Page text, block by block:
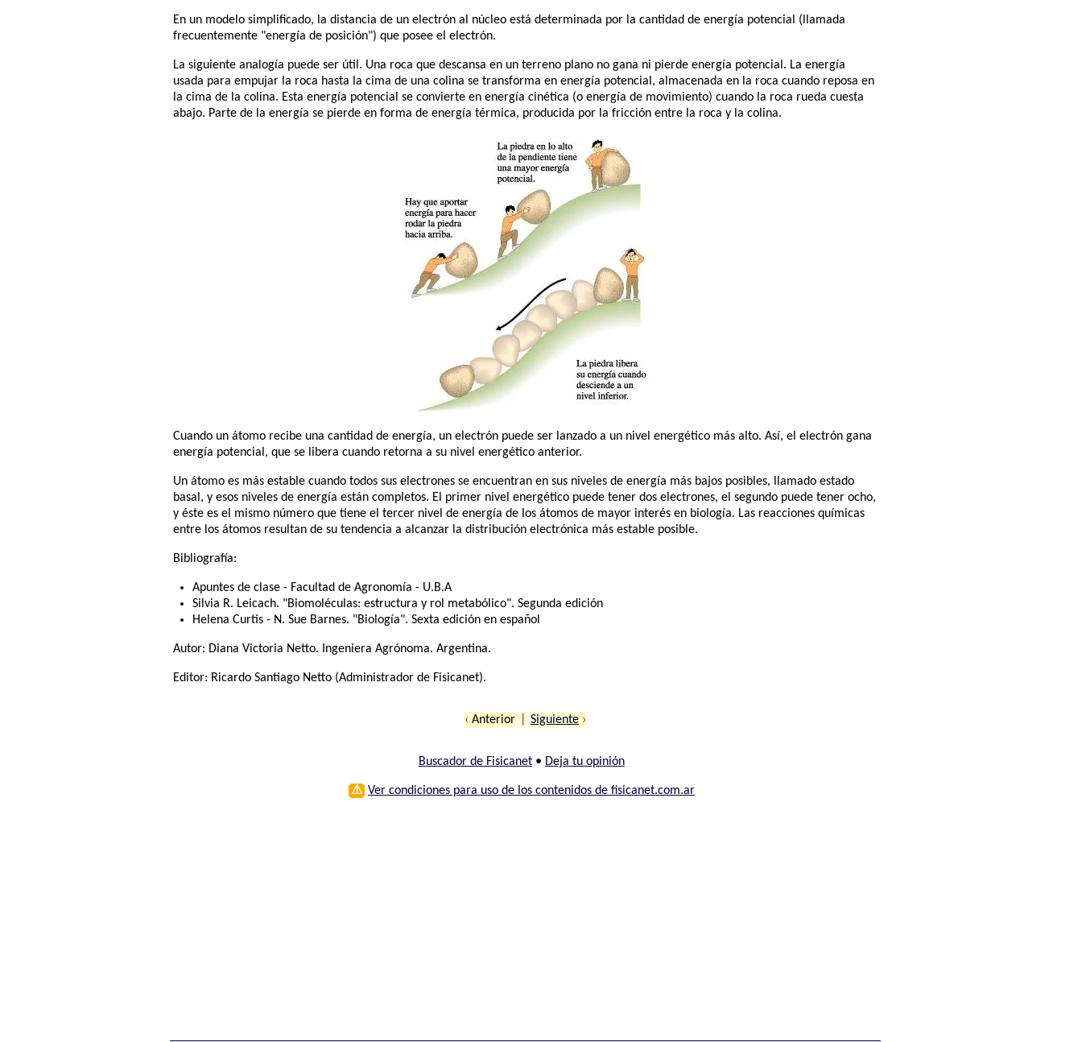
En un modelo simplificado, la distancia de un electrón al núcleo está determinada por la cantidad de energía potencial (llamada
frecuentemente "energía de posición") que posee el electrón.
La siguiente analogía puede ser útil. Una roca que descansa en un terreno plano no gana ni pierde energía potencial. La energía
usada para empujar la roca hasta la cima de una colina se transforma en energía potencial, almacenada en la roca cuando reposa en
la cima de la colina. Esta energía potencial se convierte en energía cinética (o energía de movimiento) cuando la roca rueda cuesta
abajo. Parte de la energía se pierde en forma de energía térmica, producida por la fricción entre la roca y la colina.
Cuando un átomo recibe una cantidad de energía, un electrón puede ser lanzado a un nivel energético más alto. Así, el electrón gana
energía potencial, que se libera cuando retorna a su nivel energético anterior.
Un átomo es más estable cuando todos sus electrones se encuentran en sus niveles de energía más bajos posibles, llamado estado
basal, y esos niveles de energía están completos. El primer nivel energético puede tener dos electrones, el segundo puede tener ocho,
y éste es el mismo número que tiene el tercer nivel de energía de los átomos de mayor interés en biología. Las reacciones químicas
entre los átomos resultan de su tendencia a alcanzar la distribución electrónica más estable posible.
Bibliografía:
Apuntes de clase - Facultad de Agronomía - U.B.A
Silvia R. Leicach. "Biomoléculas: estructura y rol metabólico". Segunda edición
Helena Curtis - N. Sue Barnes. "Biología". Sexta edición en español
Autor: Diana Victoria Netto. Ingeniera Agrónoma. Argentina.
Editor: Ricardo Santiago Netto (Administrador de Fisicanet).
‹ Anterior Siguiente ›
Buscador de Fisicanet• Deja tu opinión
⚠ Ver condiciones para uso de los contenidos de fisicanet.com.ar